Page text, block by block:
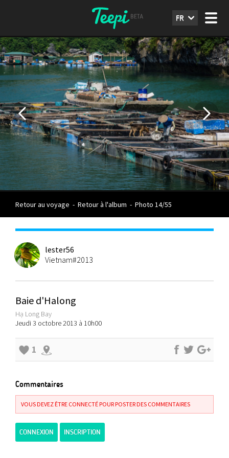
FR
Retour au voyage - Retour à l'album - Photo 14/55
lester56
Vietnam#2013
Baie d'Halong
Hạ Long Bay
Jeudi 3 octobre 2013 à 10h00
1
Commentaires
VOUS DEVEZ ÊTRE CONNECTÉ POUR POSTER DES COMMENTAIRES
CONNEXION INSCRIPTION